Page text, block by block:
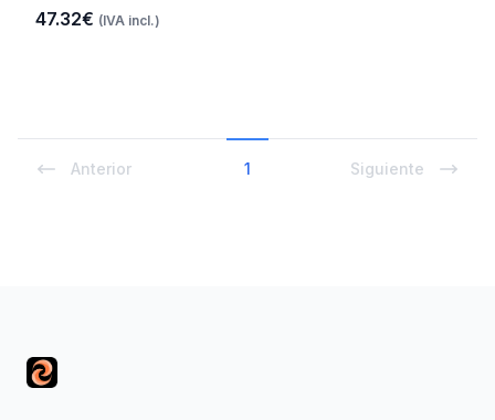
47.32€ (IVA incl.)
Anterior 1 Siguiente